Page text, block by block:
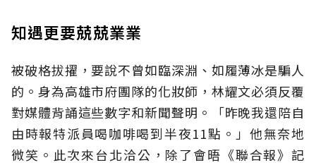
知遇更要兢兢業業
被破格拔擢，要說不曾如臨深淵、如履薄冰是騙人
的。身為高雄市府團隊的化妝師，林耀文必須反覆
對媒體背誦這些數字和新聞聲明。「昨晚我還陪自
由時報特派員喝咖啡喝到半夜11點。」他無奈地
微笑。此次來台北洽公，除了會晤《聯合報》記